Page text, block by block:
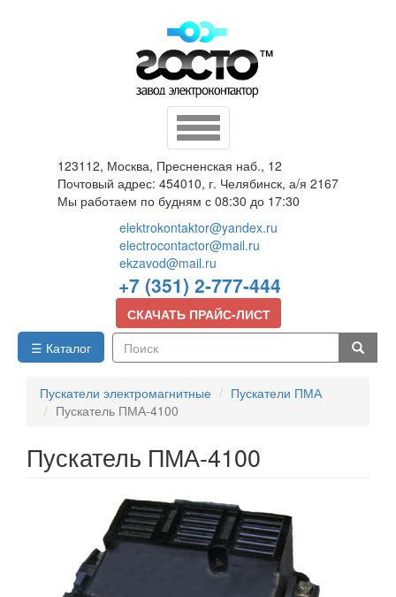
Toggle
navigation
123112, Москва, Пресненская наб., 12
Почтовый адрес: 454010, г. Челябинск, а/я 2167
Мы работаем по будням с 08:30 до 17:30
elektrokontaktor@yandex.ru
electrocontactor@mail.ru
ekzavod@mail.ru
+7 (351) 2-777-444
СКАЧАТЬ ПРАЙС-ЛИСТ
☰ Каталог
Пускатели электромагнитные
Пускатели ПМА
Пускатель ПМА-4100
Пускатель ПМА-4100